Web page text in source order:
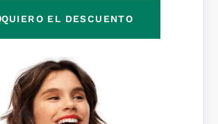
QUIERO EL DESCUENTO